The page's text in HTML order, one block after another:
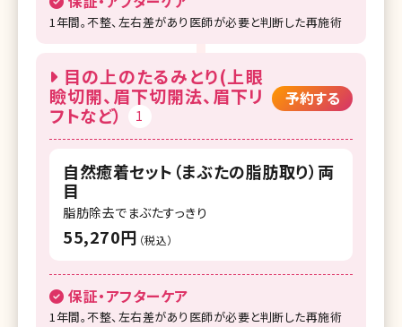
湘南美容クリニック 大阪堺東院
湘南美容クリニック 福岡院
湘南美容クリニック 久留米院
湘南美容クリニック 鹿児島中央院
1年間。不整、左右差があり医師が必要と判断した再施術
目の上のたるみとり(上眼
瞼切開、眉下切開法、眉下リ
フトなど）
1
予約する
自然癒着セット（まぶたの脂肪取り）両
目
脂肪除去でまぶたすっきり
55,270円 （税込）
保証・アフターケア
1年間。不整、左右差があり医師が必要と判断した再施術